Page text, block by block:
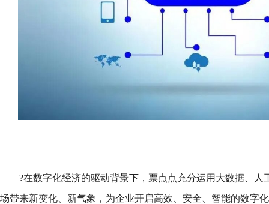
?在数字化经济的驱动背景下，票点点充分运用大数据、人
场带来新变化、新气象，为企业开启高效、安全、智能的数字